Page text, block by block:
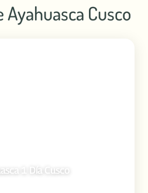
Cusco
1 Día Cusco